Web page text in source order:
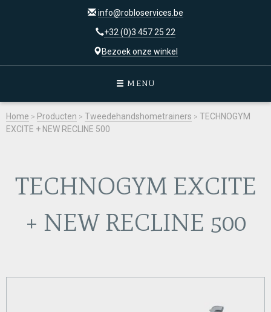
info@robloservices.be
+32 (0)3 457 25 22
Bezoek onze winkel
MENU
Home > Producten > Tweedehandshometrainers > TECHNOGYM
EXCITE + NEW RECLINE 500
TECHNOGYM EXCITE
+ NEW RECLINE 500